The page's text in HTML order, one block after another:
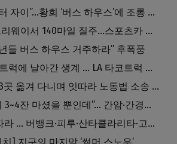
“한남 더 휠·반포터 자이”…황희 ‘버스 하우스’에 조롱 쏟아져
테메큘라 15번 프리웨이서 140마일 질주…스포츠카 압수
들 버스 하우스 거주하라” 후폭풍
[화제] 과속 픽업트럭에 날아간 생계 … LA 타코트럭 일가족 3명 부상
[심층분석] 식당 3곳 옮겨 다니며 잇따라 노동법 소송 … 피소된 곳 모두 LA·OC 한인 식당들
[건강] “하루 커피 3~4잔 마셨을 뿐인데”… 간암·간경변 위험 뚝
폭염 속 산불 잇따라 … 버뱅크·피루·산타클라리타·고먼 잇단 산불
] 지구의 마지막 ‘썸머 스노우’